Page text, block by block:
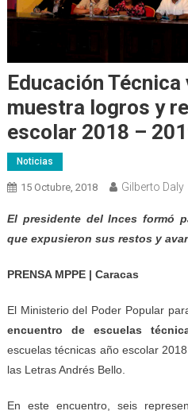
Educación Técnica
muestra logros y
escolar 2018 –
Noticias
15 Octubre, 2018 Gilberto Daly
El presidente del Inces formó
que expusieron sus restos y
PRENSA MPPE | Caracas
El Ministerio del Poder Popular
encuentro de escuelas
escuelas técnicas año escolar
las Letras Andrés Bello.
En este encuentro, seis